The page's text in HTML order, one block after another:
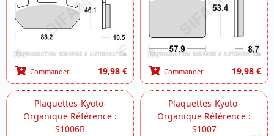
Commander 19,98 € Commander 19,98 €
Plaquettes-Kyoto-
Organique Référence :
S1006B
Plaquettes-Kyoto-
Organique Référence :
S1007